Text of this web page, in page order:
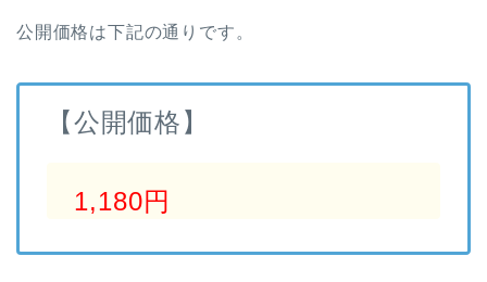
公開価格は下記の通りです。
【公開価格】
1,180円